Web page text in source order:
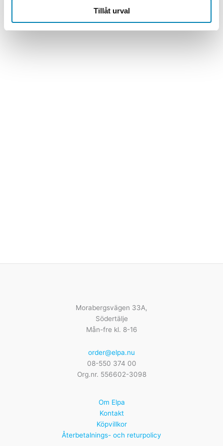
Tillåt urval
Morabergsvägen 33A,
Södertälje
Mån-fre kl. 8-16
order@elpa.nu
08-550 374 00
Org.nr. 556602-3098
Om Elpa
Kontakt
Köpvillkor
Återbetalnings- och returpolicy